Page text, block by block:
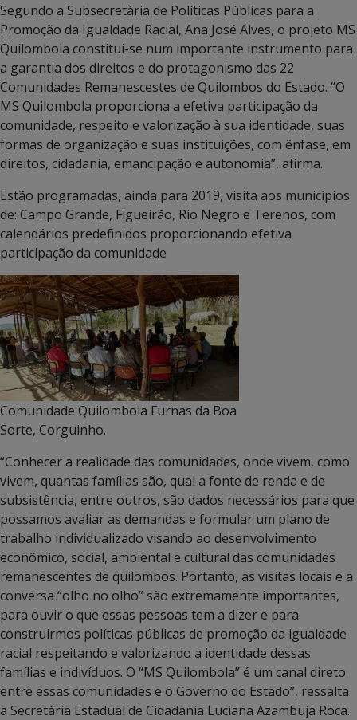
Segundo a Subsecretária de Políticas Públicas para a
Promoção da Igualdade Racial, Ana José Alves, o projeto MS
Quilombola constitui-se num importante instrumento para
a garantia dos direitos e do protagonismo das 22
Comunidades Remanescestes de Quilombos do Estado. “O
MS Quilombola proporciona a efetiva participação da
comunidade, respeito e valorização à sua identidade, suas
formas de organização e suas instituições, com ênfase, em
direitos, cidadania, emancipação e autonomia”, afirma.
Estão programadas, ainda para 2019, visita aos municípios
de: Campo Grande, Figueirão, Rio Negro e Terenos, com
calendários predefinidos proporcionando efetiva
participação da comunidade
Comunidade Quilombola Furnas da Boa
Sorte, Corguinho.
“Conhecer a realidade das comunidades, onde vivem, como
vivem, quantas famílias são, qual a fonte de renda e de
subsistência, entre outros, são dados necessários para que
possamos avaliar as demandas e formular um plano de
trabalho individualizado visando ao desenvolvimento
econômico, social, ambiental e cultural das comunidades
remanescentes de quilombos. Portanto, as visitas locais e a
conversa “olho no olho” são extremamente importantes,
para ouvir o que essas pessoas tem a dizer e para
construirmos políticas públicas de promoção da igualdade
racial respeitando e valorizando a identidade dessas
famílias e indivíduos. O “MS Quilombola” é um canal direto
entre essas comunidades e o Governo do Estado”, ressalta
a Secretária Estadual de Cidadania Luciana Azambuja Roca.